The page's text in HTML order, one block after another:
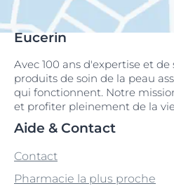
Eucerin
Avec 100 ans d'expertise et
produits de soin de la peau
qui fonctionnent. Notre
et profiter pleinement de la
Aide & Contact
Contact
Pharmacie la plus proche